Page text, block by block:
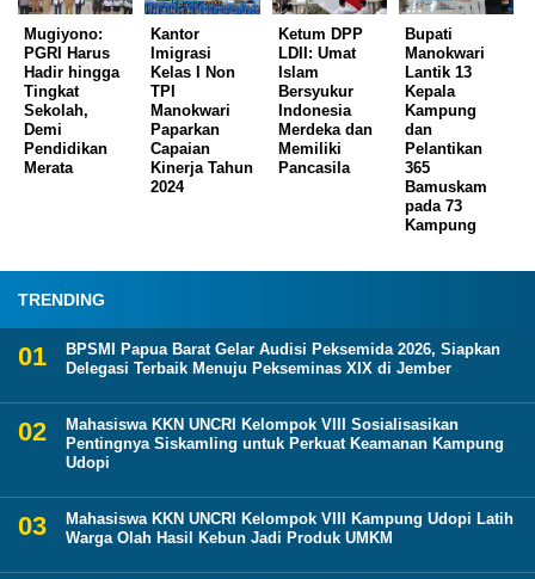
Mugiyono:
PGRI Harus
Hadir hingga
Tingkat
Sekolah,
Demi
Pendidikan
Merata
Kantor
Imigrasi
Kelas I Non
TPI
Manokwari
Paparkan
Capaian
Kinerja Tahun
2024
Ketum DPP
LDII: Umat
Islam
Bersyukur
Indonesia
Merdeka dan
Memiliki
Pancasila
Bupati
Manokwari
Lantik 13
Kepala
Kampung
dan
Pelantikan
365
Bamuskam
pada 73
Kampung
TRENDING
BPSMI Papua Barat Gelar Audisi Peksemida 2026, Siapkan
Delegasi Terbaik Menuju Pekseminas XIX di Jember
Mahasiswa KKN UNCRI Kelompok VIII Sosialisasikan
Pentingnya Siskamling untuk Perkuat Keamanan Kampung
Udopi
Mahasiswa KKN UNCRI Kelompok VIII Kampung Udopi Latih
Warga Olah Hasil Kebun Jadi Produk UMKM